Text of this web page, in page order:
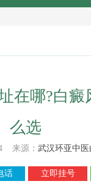
在哪?白
么选
来源： 武汉环亚中
话 立即挂号